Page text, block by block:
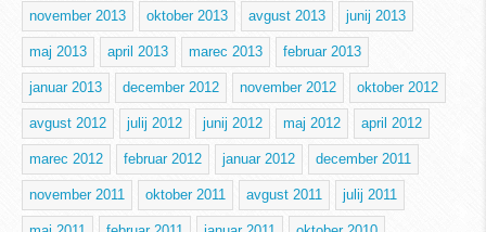
november 2013 oktober 2013 avgust 2013 junij 2013
maj 2013 april 2013 marec 2013 februar 2013
januar 2013 december 2012 november 2012 oktober 2012
avgust 2012 julij 2012 junij 2012 maj 2012 april 2012
marec 2012 februar 2012 januar 2012 december 2011
november 2011 oktober 2011 avgust 2011 julij 2011